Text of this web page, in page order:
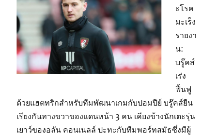
ะโรค
มะเร็ง
รายงา
น:
บรู๊คส์
เร่ง
ฟื้นฟู
ด้วยแฮตทริกสำหรับทีมพัฒนาเกมกับปอมปีย์ บรู๊คส์ยืน
เรียงกันทางขวาของแดนหน้า 3 คน เคียงข้างนักเตะรุ่น
เยาว์ของอลัน คอนเนลล์ ปะทะกับทีมพอร์ทสมัธซึ่งมีผู้